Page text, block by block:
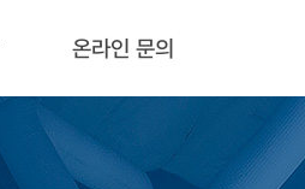
온라인 문의